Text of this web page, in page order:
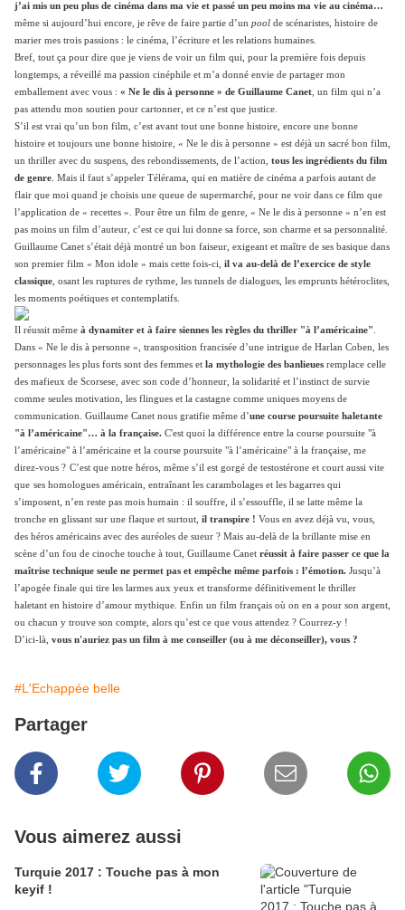
j’ai mis un peu plus de cinéma dans ma vie et passé un peu moins ma vie au cinéma…
même si aujourd’hui encore, je rêve de faire partie d’un pool de scénaristes, histoire de
marier mes trois passions : le cinéma, l’écriture et les relations humaines.
Bref, tout ça pour dire que je viens de voir un film qui, pour la première fois depuis
longtemps, a réveillé ma passion cinéphile et m’a donné envie de partager mon
emballement avec vous : « Ne le dis à personne » de Guillaume Canet , un film qui n’a
pas attendu mon soutien pour cartonner, et ce n’est que justice.
S’il est vrai qu’un bon film, c’est avant tout une bonne histoire, encore une bonne
histoire et toujours une bonne histoire, « Ne le dis à personne » est déjà un sacré bon film,
un thriller avec du suspens, des rebondissements, de l’action, tous les ingrédients du film
de genre . Mais il faut s’appeler Télérama, qui en matière de cinéma a parfois autant de
flair que moi quand je choisis une queue de supermarché, pour ne voir dans ce film que
l’application de « recettes ». Pour être un film de genre, « Ne le dis à personne » n’en est
pas moins un film d’auteur, c’est ce qui lui donne sa force, son charme et sa personnalité.
Guillaume Canet s’était déjà montré un bon faiseur, exigeant et maître de ses basique dans
son premier film « Mon idole » mais cette fois-ci, il va au-delà de l’exercice de style
classique , osant les ruptures de rythme, les tunnels de dialogues, les emprunts hétéroclites,
les moments poétiques et contemplatifs.
Il réussit même à dynamiter et à faire siennes les règles du thriller "à l’américaine"
Dans « Ne le dis à personne », transposition francisée d’une intrigue de Harlan Coben, les
personnages les plus forts sont des femmes et la mythologie des banlieues remplace celle
des mafieux de Scorsese, avec son code d’honneur, la solidarité et l’instinct de survie
comme seules motivation, les flingues et la castagne comme uniques moyens de
communication. Guillaume Canet nous gratifie même d’une course poursuite haletante
"à l’américaine"… à la française. C'est quoi la différence entre la course poursuite "à
l’américaine" à l’américaine et la course poursuite "à l’américaine" à la française, me
direz-vous ? C’est que notre héros, même s’il est gorgé de testostérone et court aussi vite
que ses homologues américain, entraînant les carambolages et les bagarres qui
s’imposent, n’en reste pas mois humain : il souffre, il s’essouffle, il se latte même la
tronche en glissant sur une flaque et surtout, il transpire ! Vous en avez déjà vu, vous,
des héros américains avec des auréoles de sueur ? Mais au-delà de la brillante mise en
scène d’un fou de cinoche touche à tout, Guillaume Canet réussit à faire passer ce que la
maîtrise technique seule ne permet pas et empêche même parfois : l’émotion. Jusqu’à
l’apogée finale qui tire les larmes aux yeux et transforme définitivement le thriller
haletant en histoire d’amour mythique. Enfin un film français où on en a pour son argent,
ou chacun y trouve son compte, alors qu’est ce que vous attendez ? Courrez-y !
D’ici-là, vous n'auriez pas un film à me conseiller (ou à me déconseiller), vous ?
#L'Echappée belle
Partager
Vous aimerez aussi
Turquie 2017 : Touche pas à mon
keyif !